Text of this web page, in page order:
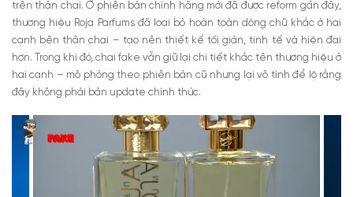
trên thân chai.Ở phiên bản chính hãng mới đã được reform gần đây,
thương hiệu Roja Parfums đã loại bỏ hoàn toàn dòng chữ khắc ở hai
cạnh bên thân chai – tạo nên thiết kế tối giản, tinh tế và hiện đại
hơn. Trong khi đó, chai fake vẫn giữ lại chi tiết khắc tên thương hiệu ở
hai cạnh – mô phỏng theo phiên bản cũ nhưng lại vô tình để lộ rằng
đây không phải bản update chính thức.